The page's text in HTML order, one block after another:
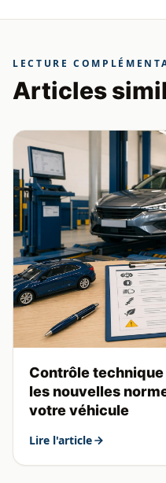
LECTURE
Articles
Contrôle
les nouvelles
votre véhicule
Lire l'article